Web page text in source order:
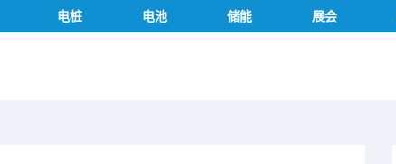
电桩 电池 储能 展会